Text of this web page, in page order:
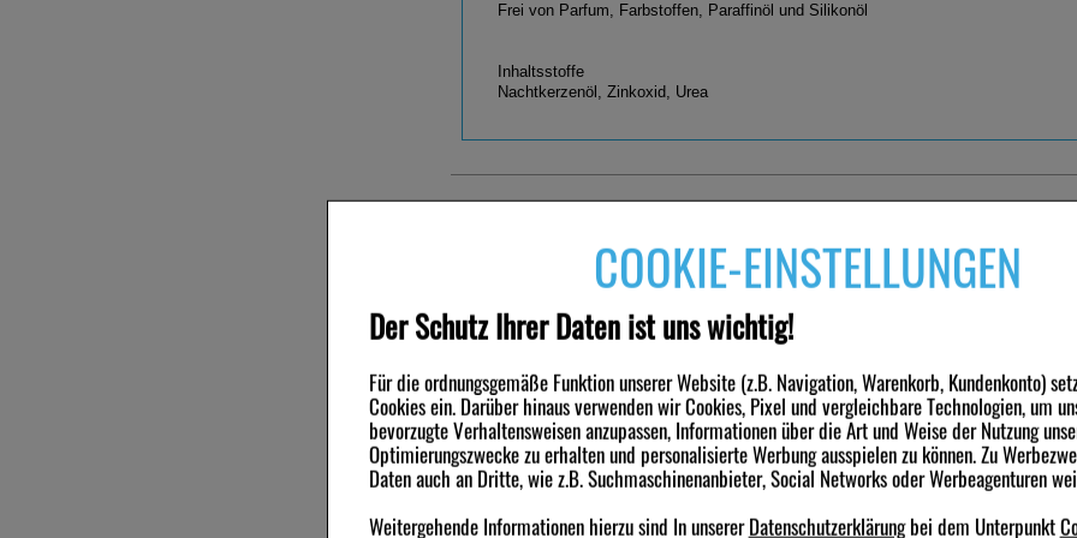
COOKIE-EINSTELLUNGEN
Der Schutz Ihrer Daten ist uns wichtig!
Für die ordnungsgemäße Funktion unserer Website (z.B. Navigation, Warenkorb, Kundenkonto)
Cookies ein. Darüber hinaus verwenden wir Cookies, Pixel und vergleichbare Technologien, um
bevorzugte Verhaltensweisen anzupassen, Informationen über die Art und Weise der Nutzung
Optimierungszwecke zu erhalten und personalisierte Werbung ausspielen zu können. Zu
Daten auch an Dritte, wie z.B. Suchmaschinenanbieter, Social Networks oder Werbeagenturen
Weitergehende Informationen hierzu sind In unsererDatenschutzerklärungbei dem Unterpunkt
Frei von Parfum, Farbstoffen, Paraffinöl und Silikonöl
Inhaltsstoffe
Nachtkerzenöl, Zinkoxid, Urea
Empfindliche Haut
Andere Kunden haben ebenfalls folgende Produkte gekauft
DR.THEISS Nachtkerzen
DR.THEISS Nachtkerzen Duschöl
-11%
DR.THEISS Nachtkerzen
-13,5%
DR.THEISS